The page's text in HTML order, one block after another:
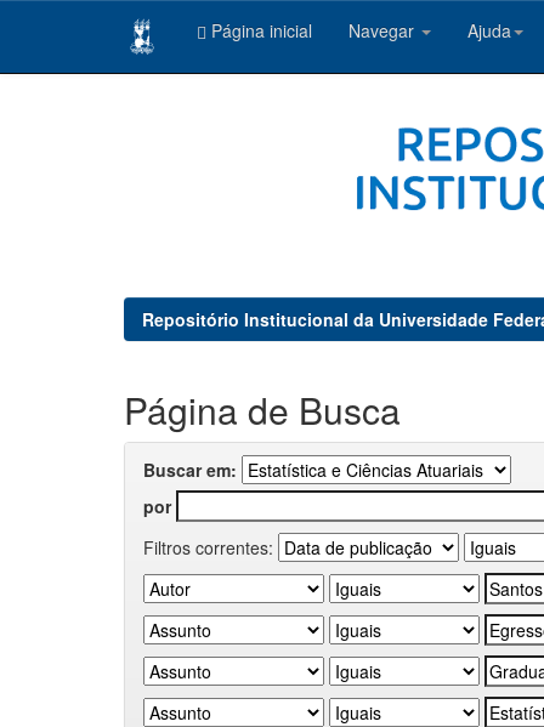
Página inicial Navegar Ajuda
Repositório Institucional da Universidade
Página de Busca
Buscar em:
por
Filtros correntes: